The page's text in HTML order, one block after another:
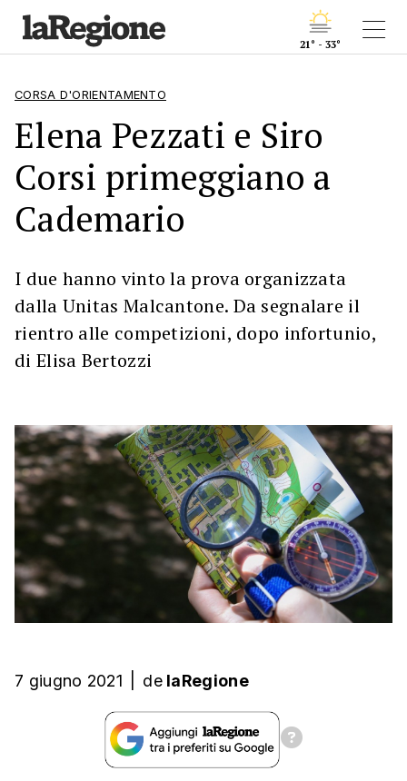
21° - 33°
CORSA D'ORIENTAMENTO
Elena Pezzati e Siro
Corsi primeggiano a
Cademario
I due hanno vinto la prova organizzata
dalla Unitas Malcantone. Da segnalare il
rientro alle competizioni, dopo infortunio,
di Elisa Bertozzi
7 giugno 2021 de laRegione